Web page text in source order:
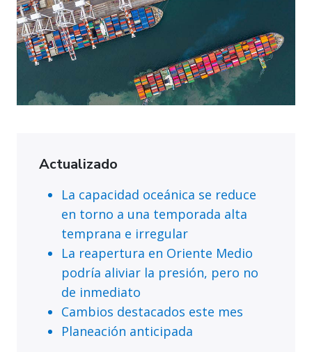
Actualizado
La capacidad oceánica se reduce
en torno a una temporada alta
temprana e irregular
La reapertura en Oriente Medio
podría aliviar la presión, pero no
de inmediato
Cambios destacados este mes
Planeación anticipada